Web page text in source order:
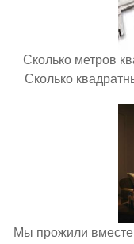
Сколько метров
Сколько
Мы прожили вместе